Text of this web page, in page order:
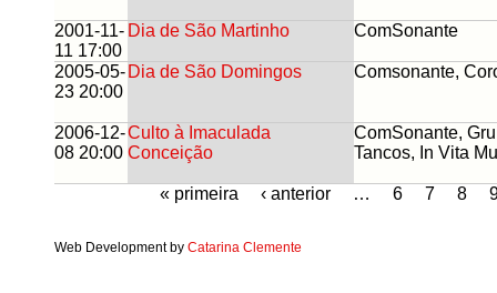
2001-11-
11 17:00
Dia de São Martinho ComSonante
2005-05-
23 20:00
Dia de São Domingos Comsonante,
2006-12-
08 20:00
Culto à Imaculada
Conceição
ComSonante,
Tancos, In Vita
« primeira ‹ anterior … 6 7 8
Web Development by Catarina Clemente